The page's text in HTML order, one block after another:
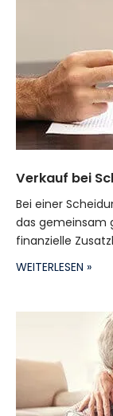
Verkauf bei
Bei einer
das gemeinsam
finanzielle
WEITERLESEN »